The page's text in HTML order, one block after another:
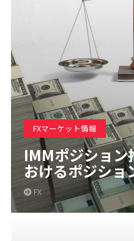
FXマーケット情報
IMMポジション
おけるポジショ
FX